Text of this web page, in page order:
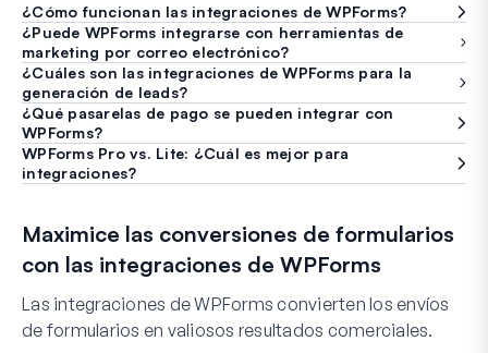
¿Cómo funcionan las integraciones de WPForms?
¿Puede WPForms integrarse con herramientas de
marketing por correo electrónico?
¿Cuáles son las integraciones de WPForms para la
generación de leads?
¿Qué pasarelas de pago se pueden integrar con
WPForms?
WPForms Pro vs. Lite: ¿Cuál es mejor para
integraciones?
Maximice las conversiones de formularios
con las integraciones de WPForms
Las integraciones de WPForms convierten los envíos
de formularios en valiosos resultados comerciales.